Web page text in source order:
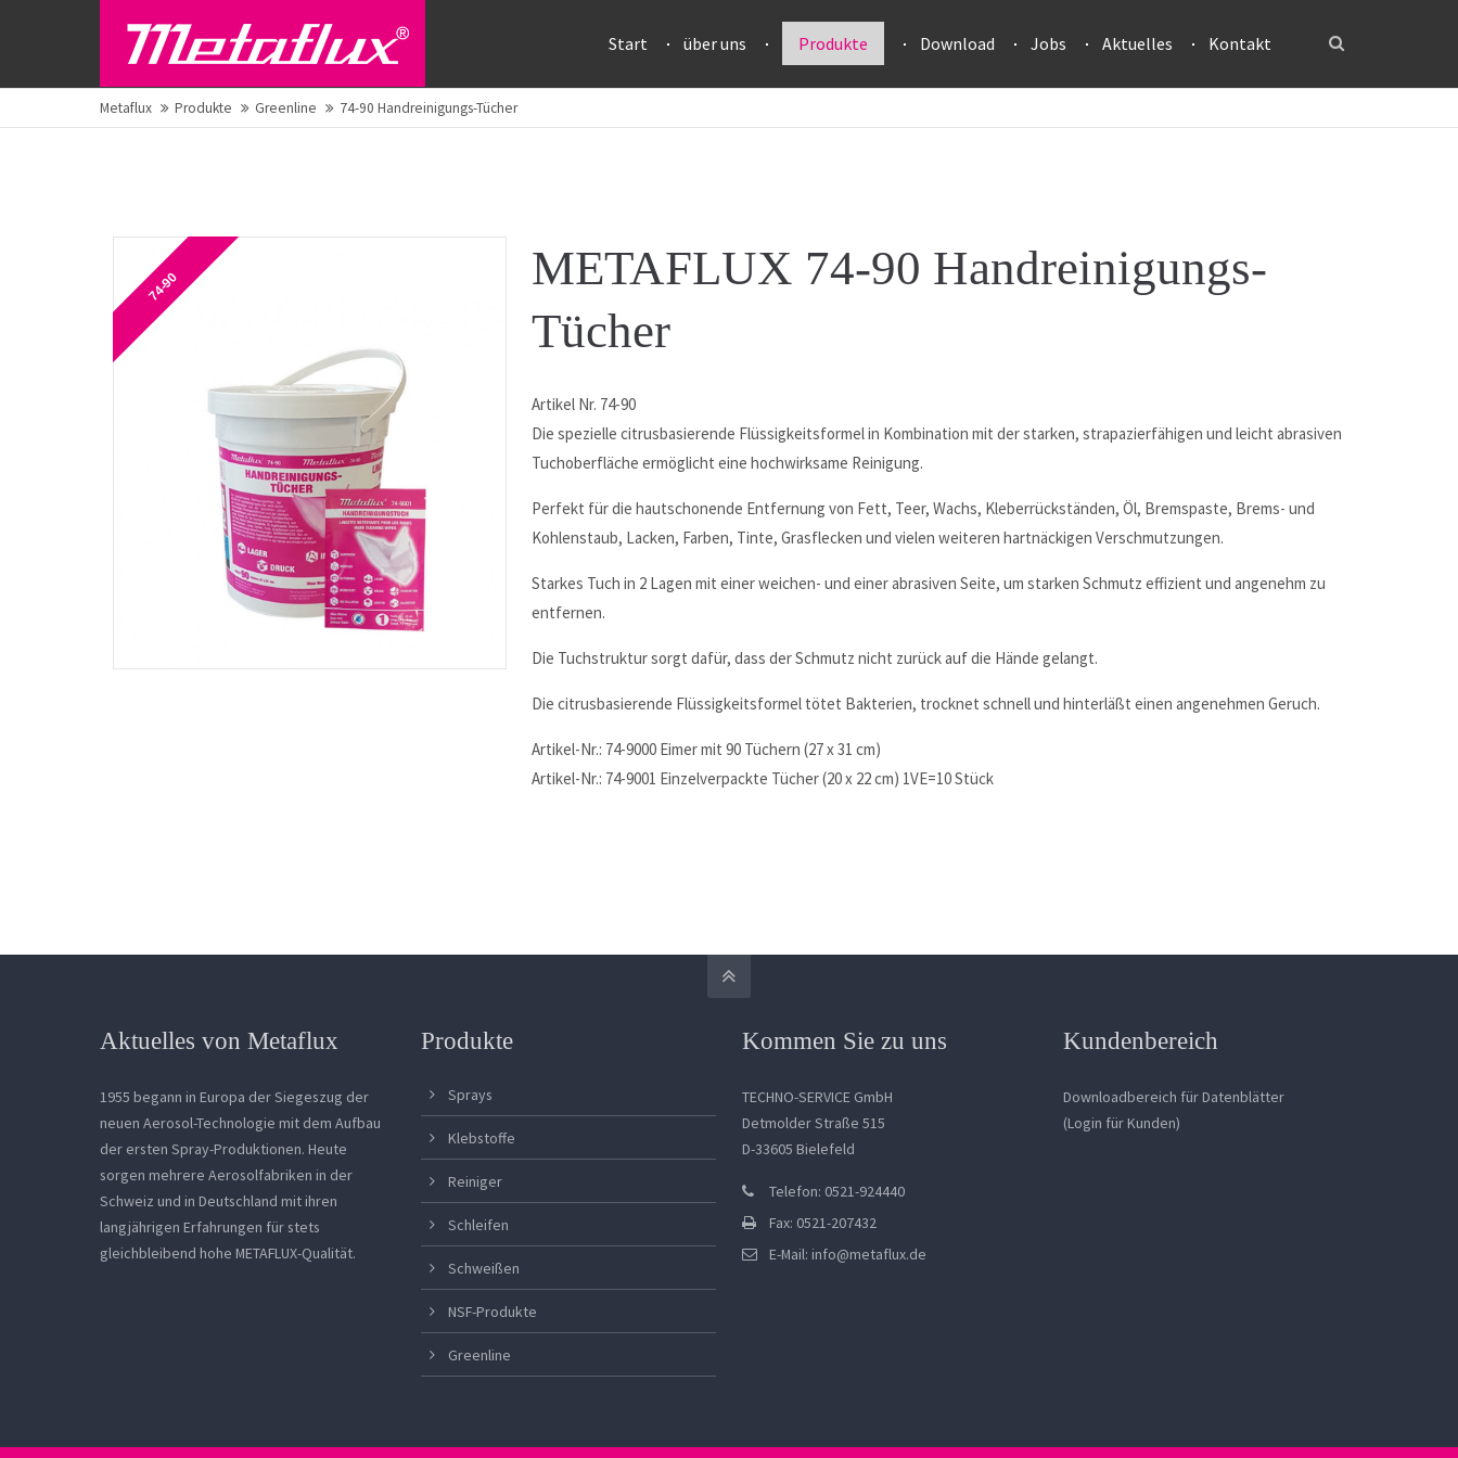
Start über uns Produkte Download Jobs Aktuelles Kontakt
Metaflux Produkte Greenline 74-90 Handreinigungs-Tücher
74-90
METAFLUX 74-90 Handreinigungs-
Tücher
Artikel Nr. 74-90
Die spezielle citrusbasierende Flüssigkeitsformel in Kombination mit der starken, strapazierfähigen und leicht abrasiven
Tuchoberfläche ermöglicht eine hochwirksame Reinigung.
Perfekt für die hautschonende Entfernung von Fett, Teer, Wachs, Kleberrückständen, Öl, Bremspaste, Brems- und
Kohlenstaub, Lacken, Farben, Tinte, Grasflecken und vielen weiteren hartnäckigen Verschmutzungen.
Starkes Tuch in 2 Lagen mit einer weichen- und einer abrasiven Seite, um starken Schmutz effizient und angenehm zu
entfernen.
Die Tuchstruktur sorgt dafür, dass der Schmutz nicht zurück auf die Hände gelangt.
Die citrusbasierende Flüssigkeitsformel tötet Bakterien, trocknet schnell und hinterläßt einen angenehmen Geruch.
Artikel-Nr.: 74-9000 Eimer mit 90 Tüchern (27 x 31 cm)
Artikel-Nr.: 74-9001 Einzelverpackte Tücher (20 x 22 cm) 1VE=10 Stück
Aktuelles von Metaflux
1955 begann in Europa der Siegeszug der
neuen Aerosol-Technologie mit dem Aufbau
der ersten Spray-Produktionen. Heute
sorgen mehrere Aerosolfabriken in der
Schweiz und in Deutschland mit ihren
langjährigen Erfahrungen für stets
gleichbleibend hohe METAFLUX-Qualität.
Produkte
Sprays
Klebstoffe
Reiniger
Schleifen
Schweißen
NSF-Produkte
Greenline
Kommen Sie zu uns
TECHNO-SERVICE GmbH
Detmolder Straße 515
D-33605 Bielefeld
Telefon: 0521-924440
Fax: 0521-207432
E-Mail:info@metaflux.de
Kundenbereich
Downloadbereich für Datenblätter
(Login für Kunden)